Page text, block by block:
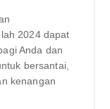
2024 dapat
Anda dan
bersantai,
kenangan